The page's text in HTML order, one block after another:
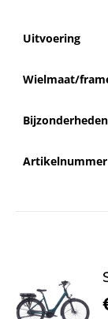
Uitvoering
Wielmaat/
Bijzonderheden
Artikelnummer